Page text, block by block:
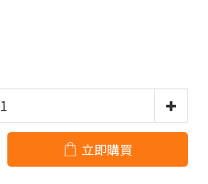
立即購買